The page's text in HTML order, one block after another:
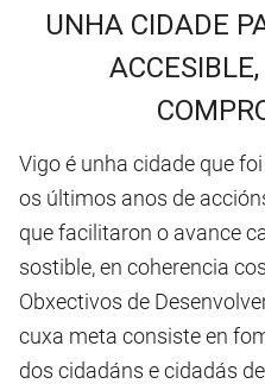
UNHA CIDADE
Vigo é unha cidade que
os últimos anos de
que facilitaron o avance
sostible, en coherencia
Obxectivos de
cuxa meta consiste en
dos cidadáns e cidadás